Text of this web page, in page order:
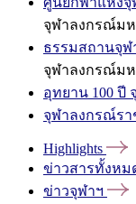
จุฬาลงกรณ์ม
ธรรมสถานจุ
จุฬาลงกรณ์ม
อุทยาน 100 ปี
จุฬาลงกรณ์ร
Highlights
ข่าวสารทั้งหม
ข่าวจุฬาฯ